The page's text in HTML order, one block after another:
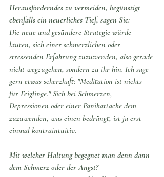
Herausforderndes zu vermeiden, begünstigt
ebenfalls ein neuerliches Tief, sagen Sie:
Die neue und gesündere Strategie würde
lauten, sich einer schmerzlichen oder
stressenden Erfahrung zuzuwenden, also gerade
nicht wegzugehen, sondern zu ihr hin. Ich sage
gern etwas scherzhaft: "Meditation ist nichts
für Feiglinge." Sich bei Schmerzen,
Depressionen oder einer Panikattacke dem
zuzuwenden, was einen bedrängt, ist ja erst
einmal kontraintuitiv.
Mit welcher Haltung begegnet man denn dann
dem Schmerz oder der Angst?